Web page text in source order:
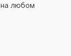
на любом